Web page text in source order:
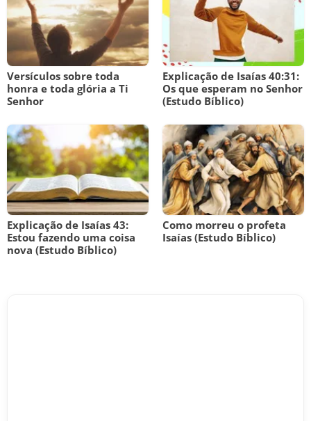
Versículos sobre toda
honra e toda glória a Ti
Senhor
Explicação de Isaías 40:31:
Os que esperam no Senhor
(Estudo Bíblico)
Explicação de Isaías 43:
Estou fazendo uma coisa
nova (Estudo Bíblico)
Como morreu o profeta
Isaías (Estudo Bíblico)